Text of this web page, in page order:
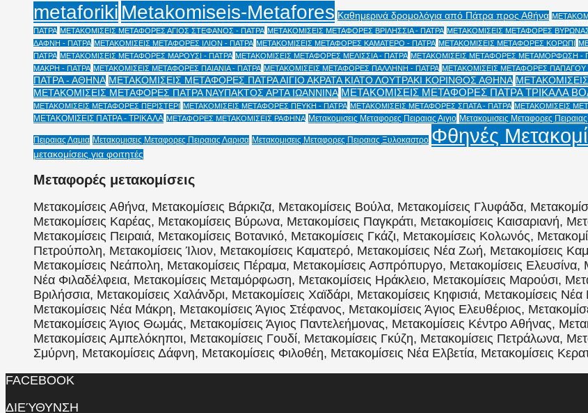
metaforiki Metakomiseis-Metafores Καθημερινά δρομολόγια από Πάτρα προς Αθήνα
ΠΑΤΡΑ ΜΕΤΑΚΟΜΙΣΕΙΣ ΜΕΤΑΦΟΡΕΣ ΑΓΙΟΣ ΣΤΕΦΑΝΟΣ - ΠΑΤΡΑ ΜΕΤΑΚΟΜΙΣΕΙΣ ΜΕΤΑΦΟΡΕΣ ΒΡΙΛΗΣΣΙΑ - ΠΑΤΡΑ ΜΕΤΑΚΟΜΙΣΕΙΣ ΜΕΤΑΦΟΡΕΣ
ΔΑΦΝΗ - ΠΑΤΡΑ ΜΕΤΑΚΟΜΙΣΕΙΣ ΜΕΤΑΦΟΡΕΣ ΙΛΙΟΝ - ΠΑΤΡΑ ΜΕΤΑΚΟΜΙΣΕΙΣ ΜΕΤΑΦΟΡΕΣ ΚΑΜΑΤΕΡΟ - ΠΑΤΡΑ ΜΕΤΑΚΟΜΙΣΕΙΣ ΜΕΤΑΦΟΡΕΣ ΚΟΡΩΠΙ
ΠΑΤΡΑ ΜΕΤΑΚΟΜΙΣΕΙΣ ΜΕΤΑΦΟΡΕΣ ΜΑΡΟΥΣΙ - ΠΑΤΡΑ ΜΕΤΑΚΟΜΙΣΕΙΣ ΜΕΤΑΦΟΡΕΣ ΜΕΛΙΣΣΙΑ - ΠΑΤΡΑ ΜΕΤΑΚΟΜΙΣΕΙΣ ΜΕΤΑΦΟΡΕΣ ΜΕΤΑΜΟΡΦΩΣΗ -
ΜΑΚΡΗ - ΠΑΤΡΑ ΜΕΤΑΚΟΜΙΣΕΙΣ ΜΕΤΑΦΟΡΕΣ ΠΑΙΑΝΙΑ - ΠΑΤΡΑ ΜΕΤΑΚΟΜΙΣΕΙΣ ΜΕΤΑΦΟΡΕΣ ΠΑΛΛΗΝΗ - ΠΑΤΡΑ ΜΕΤΑΚΟΜΙΣΕΙΣ ΜΕΤΑΦΟΡΕΣ ΠΑΠΑΓΟΥ
ΠΑΤΡΑ - ΑΘΗΝΑ ΜΕΤΑΚΟΜΙΣΕΙΣ ΜΕΤΑΦΟΡΕΣ ΠΑΤΡΑ ΑΙΓΙΟ ΑΚΡΑΤΑ ΚΙΑΤΟ ΛΟΥΤΡΑΚΙ ΚΟΡΙΝΘΟΣ ΑΘΗΝΑ
ΜΕΤΑΚΟΜΙΣΕΙΣ ΜΕΤΑΦΟΡΕΣ ΠΑΤΡΑ ΝΑΥΠΑΚΤΟΣ ΑΡΤΑ ΙΩΑΝΝΙΝΑ ΜΕΤΑΚΟΜΙΣΕΙΣ ΜΕΤΑΦΟΡΕΣ ΠΑΤΡΑ ΤΡΙΚΑΛΑ
ΜΕΤΑΚΟΜΙΣΕΙΣ ΜΕΤΑΦΟΡΕΣ ΠΕΡΙΣΤΕΡΙ
ΜΕΤΑΚΟΜΙΣΕΙΣ ΜΕΤΑΦΟΡΕΣ ΠΕΥΚΗ - ΠΑΤΡΑ ΜΕΤΑΚΟΜΙΣΕΙΣ ΜΕΤΑΦΟΡΕΣ ΣΠΑΤΑ - ΠΑΤΡΑ ΜΕΤΑΚΟΜΙΣΕΙΣ
ΜΕΤΑΚΟΜΙΣΕΙΣ ΠΑΤΡΑ - ΤΡΙΚΑΛΑ ΜΕΤΑΦΟΡΕΣ ΜΕΤΑΚΟΜΙΣΕΙΣ ΡΑΦΗΝΑ Μετακομισεις Μεταφορες Πειραιας Αιγιο Μετακομισεις Μεταφορες
Πειραιας Λαμια Μετακομισεις Μεταφορες Πειραιας Λαρισα Μετακομισεις Μεταφορες Πειραιας Ξυλοκαστρο Φθηνές
μετακομίσεις για φοιτητές
Μεταφορές μετακομίσεις
Μετακομίσεις Αθήνα, Μετακομίσεις Βάρκιζα, Μετακομίσεις Βούλα, Μετακομίσεις Γλυφάδα,
Μετακομίσεις Καρέας, Μετακομίσεις Βύρωνα, Μετακομίσεις Παγκράτι, Μετακομίσεις Καισαριανή,
Μετακομίσεις Πειραιά, Μετακομίσεις Βοτανικό, Μετακομίσεις Γκάζι, Μετακομίσεις Κολωνός,
Πετρούπολη, Μετακομίσεις Ίλιον, Μετακομίσεις Καματερό, Μετακομίσεις Νέα Ζωή, Μετακομίσεις
Μετακομίσεις Νεάπολη, Μετακομίσεις Πέραμα, Μετακομίσεις Ασπρόπυργο, Μετακομίσεις Ελευσίνα,
Νέα Φιλαδέλφεια, Μετακομίσεις Μεταμόρφωση, Μετακομίσεις Ηράκλειο, Μετακομίσεις Μαρούσι,
Βριλήσσια, Μετακομίσεις Χαλάνδρι, Μετακομίσεις Χαϊδάρι, Μετακομίσεις Κηφισιά, Μετακομίσεις
Μετακομίσεις Νέα Μάκρη, Μετακομίσεις Άγιος Στέφανος, Μετακομίσεις Άγιος Ελευθέριος,
Μετακομίσεις Άγιος Θωμάς, Μετακομίσεις Άγιος Παντελεήμονας, Μετακομίσεις Κέντρο Αθήνας,
Μετακομίσεις Αμπελόκηποι, Μετακομίσεις Γουδί, Μετακομίσεις Γκύζη, Μετακομίσεις Πετράλωνα,
Σμύρνη, Μετακομίσεις Δάφνη, Μετακομίσεις Φιλοθέη, Μετακομίσεις Νέα Ελβετία, Μετακομίσεις
FACEBOOK
ΔΙΕΎΘΥΝΣΗ